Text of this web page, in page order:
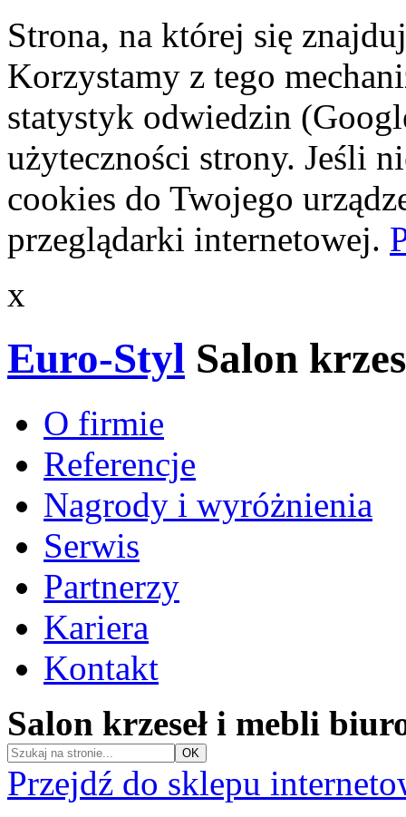
Strona, na której się
Korzystamy z tego
statystyk odwiedzin
użyteczności strony. Jeśli
cookies do Twojego
przeglądarki internetowej.
x
Euro-Styl Salon
O firmie
Referencje
Nagrody i wyróżnienia
Serwis
Partnerzy
Kariera
Kontakt
Salon krzeseł i mebli
Przejdź do sklepu